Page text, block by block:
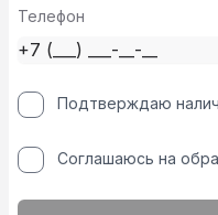
Телефон
Подтверждаю
Соглашаюсь на